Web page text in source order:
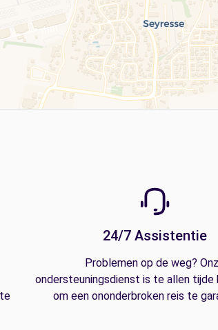
24/7 Assistentie
Problemen op de weg?
ondersteuningsdienst is te allen tijde
om een ononderbroken reis te